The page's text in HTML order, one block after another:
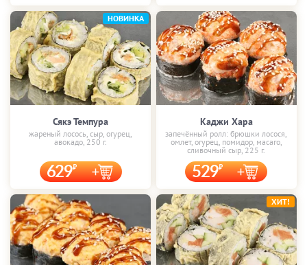
Сякэ Темпура
жареный лосось, сыр, огурец,
авокадо, 250 г.
629
НОВИНКА
Каджи Хара
запечённый ролл: брюшки лосося,
омлет, огурец, помидор, масаго,
сливочный сыр, 225 г.
529
ХИТ!